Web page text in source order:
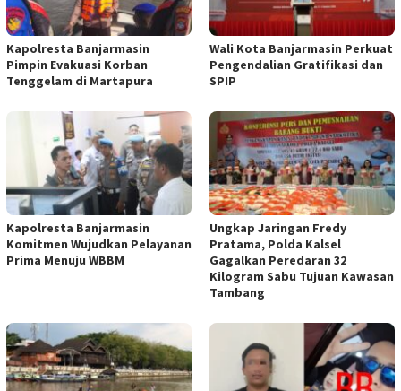
Kapolresta Banjarmasin
Pimpin Evakuasi Korban
Tenggelam di Martapura
Wali Kota Banjarmasin Perkuat
Pengendalian Gratifikasi dan
SPIP
Kapolresta Banjarmasin
Komitmen Wujudkan Pelayanan
Prima Menuju WBBM
Ungkap Jaringan Fredy
Pratama, Polda Kalsel
Gagalkan Peredaran 32
Kilogram Sabu Tujuan Kawasan
Tambang